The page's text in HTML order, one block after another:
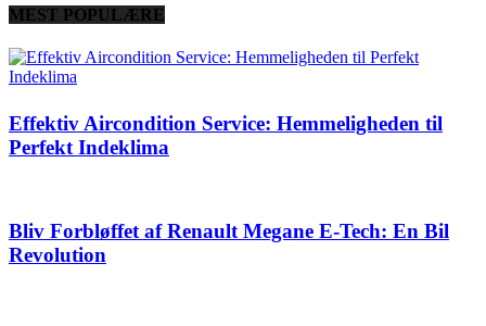
MEST POPULÆRE
Effektiv Aircondition Service: Hemmeligheden til
Perfekt Indeklima
Bliv Forbløffet af Renault Megane E-Tech: En Bil
Revolution